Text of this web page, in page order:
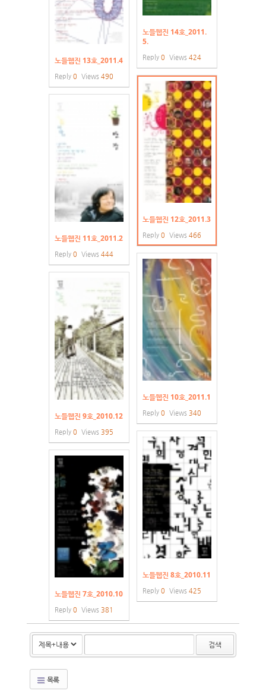
노들웹진 14호_2011.
5.
Reply 0 Views 424
노들웹진 13호_2011.4
Reply 0 Views 490
노들웹진 12호_2011.3
Reply 0 Views 466
노들웹진 11호_2011.2
Reply 0 Views 444
노들웹진 10호_2011.1
Reply 0 Views 340
노들웹진 9호_2010.12
Reply 0 Views 395
노들웹진 8호_2010.11
Reply 0 Views 425
노들웹진 7호_2010.10
Reply 0 Views 381
검색
목록